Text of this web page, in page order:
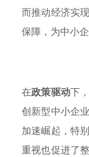
而推动经济实
保障，为中小
在政策驱动下
创新型中小企
加速崛起，特
重视也促进了